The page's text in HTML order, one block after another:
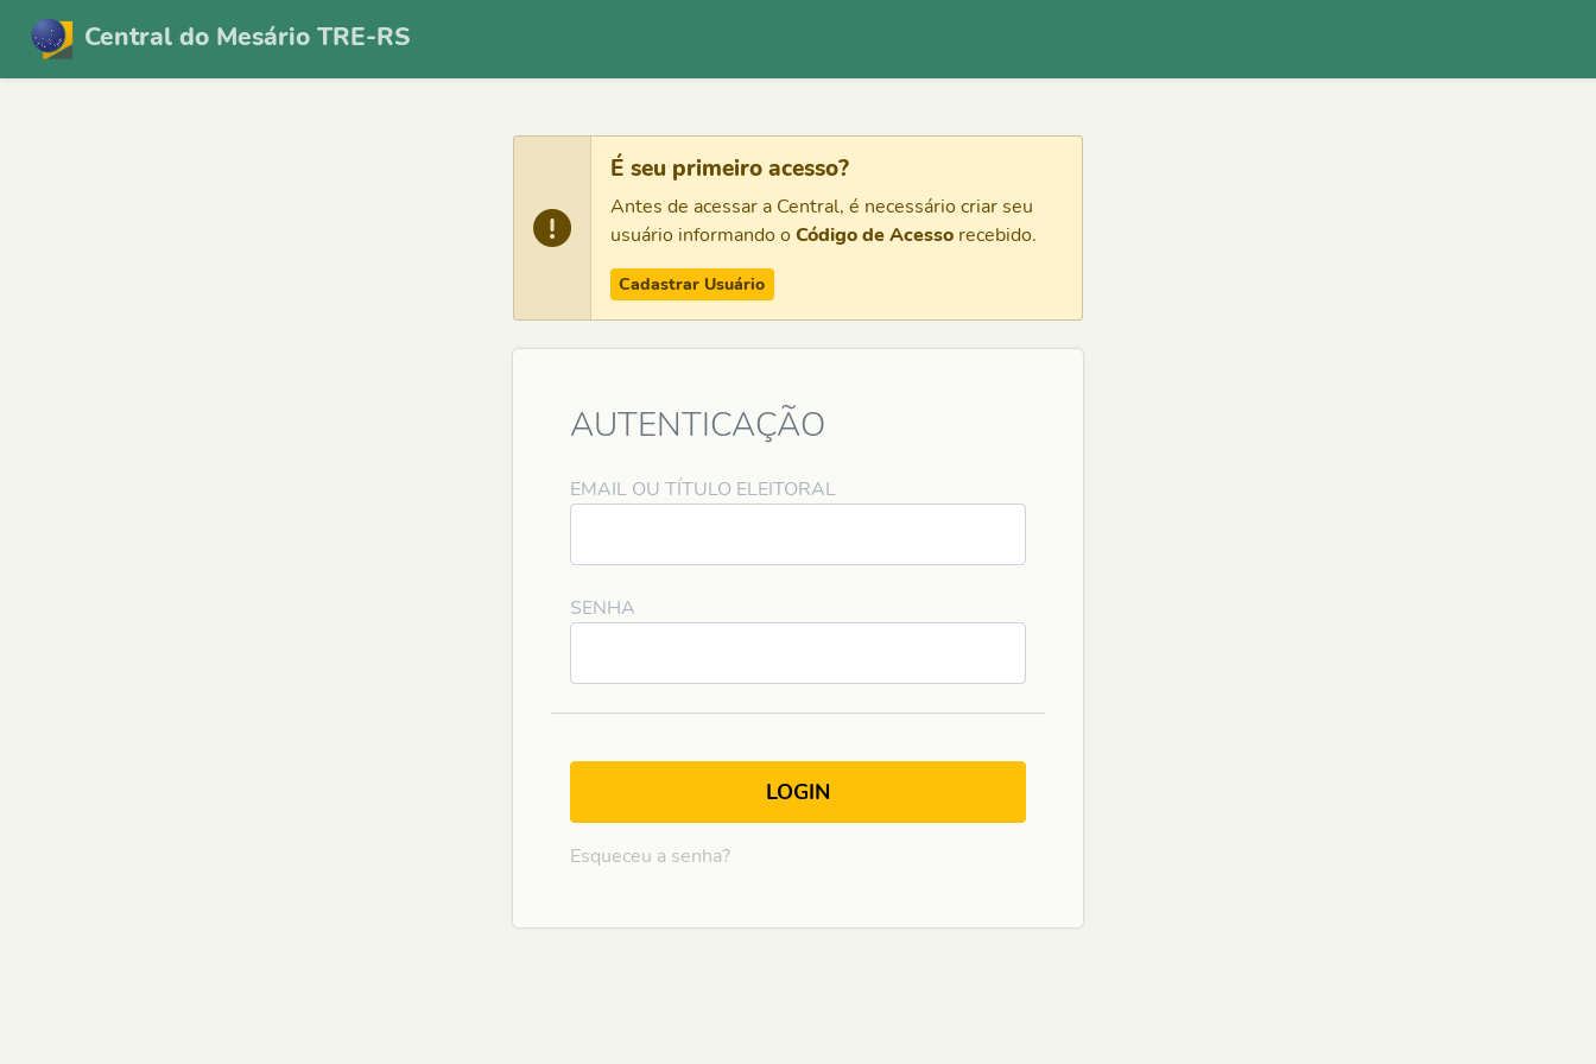
Central do Mesário TRE-RS
É seu primeiro acesso?
Antes de acessar a Central, é necessário criar seu
usuário informando o Código de Acesso recebido.
Cadastrar Usuário
AUTENTICAÇÃO
EMAIL OU TÍTULO ELEITORAL
SENHA
Esqueceu a senha?